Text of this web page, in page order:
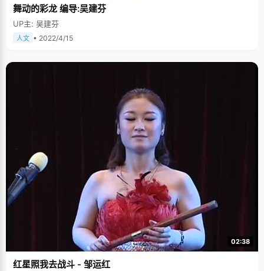
舞动的彩龙 编导:吴建芬
UP主: 吴建芬
人文 • 2022/4/15
02:38
红星照我去战斗 - 邹运红